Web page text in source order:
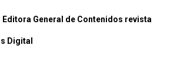
Editora General de Contenidos revista
Digital